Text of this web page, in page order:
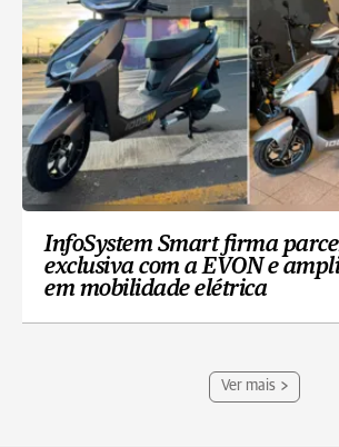
InfoSystem Smart firma
exclusiva com a EVON e
em mobilidade elétrica
Ver mais